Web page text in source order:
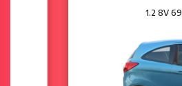
1.2 8V 69 CV